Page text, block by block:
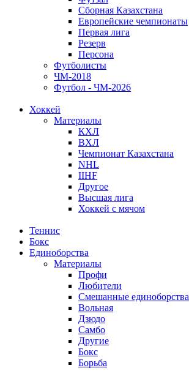
Сборная Казахстана
Европейские чемпионаты
Первая лига
Резерв
Персона
Футболисты
ЧМ-2018
Футбол - ЧМ-2026
Хоккей
Материалы
КХЛ
ВХЛ
Чемпионат Казахстана
NHL
IIHF
Другое
Высшая лига
Хоккей с мячом
Теннис
Бокс
Единоборства
Материалы
Профи
Любители
Смешанные единоборства
Вольная
Дзюдо
Самбо
Другие
Бокс
Борьба